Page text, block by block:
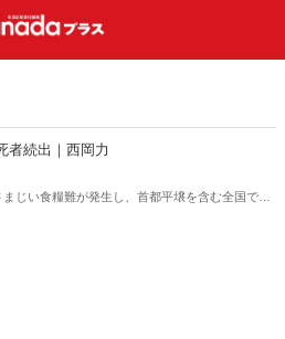
者続出｜西岡力
じい食糧難が発生し、首都平壌を含む全国で餓